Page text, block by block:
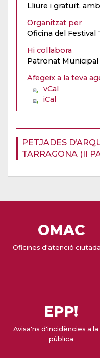
PETJADES
TARRAGONA (II
Lliure i gratuït,
Organitzat per
Oficina del Festival
Hi col·labora
Patronat
Afegeix a la teva
vCal
iCal
OMAC
Oficines d'atenció
EPP!
Avisa'ns d'incidències a la
pública